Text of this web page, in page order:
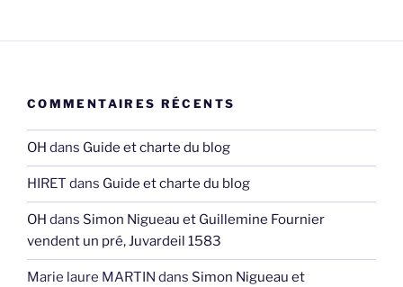
COMMENTAIRES RÉCENTS
OH dans Guide et charte du blog
HIRET dans Guide et charte du blog
OH dans Simon Nigueau et Guillemine Fournier
vendent un pré, Juvardeil 1583
Marie laure MARTIN dans Simon Nigueau et